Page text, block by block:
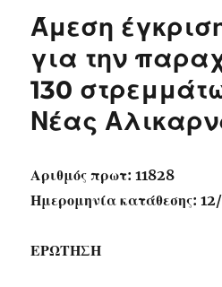
Άμεση
για την
130
Νέας
Αριθμός πρωτ: 11828
Ημερομηνία κατάθεσης:
ΕΡΩΤΗΣΗ